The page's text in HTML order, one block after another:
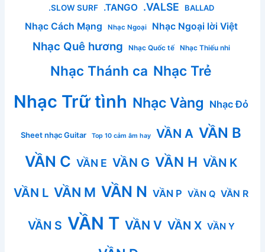
.SLOW SURF .TANGO .VALSE BALLAD
Nhạc Cách Mạng Nhạc Ngoại Nhạc Ngoại lời Việt
Nhạc Quê hương Nhạc Quốc tế Nhạc Thiếu nhi
Nhạc Thánh ca Nhạc Trẻ
Nhạc Trữ tình Nhạc Vàng Nhạc Đỏ
Sheet nhạc Guitar Top 10 cảm âm hay VẦN A VẦN B
VẦN C VẦN E VẦN G VẦN H VẦN K
VẦN L VẦN M VẦN N VẦN P VẦN Q VẦN R
VẦN S VẦN T VẦN V VẦN X VẦN Y